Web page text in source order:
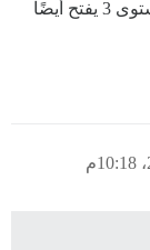
(على الرغم من أن شخصًا آخر أشار إلى أن المستوى 3 يفتح أيضًا